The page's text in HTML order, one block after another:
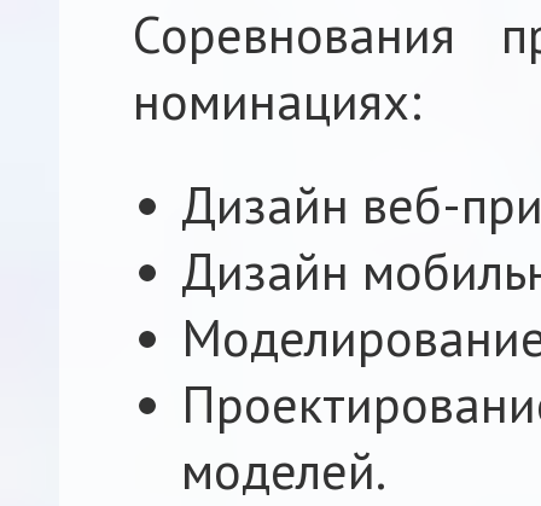
Соревнования
номинациях:
Дизайн веб-
Дизайн
моделей.